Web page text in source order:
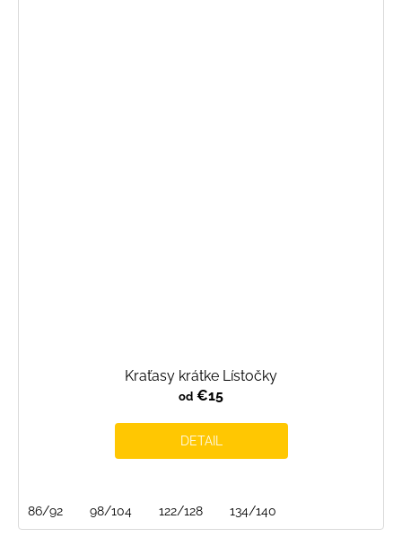
Kraťasy krátke Lístočky
od €15
DETAIL
86/92 98/104 122/128 134/140